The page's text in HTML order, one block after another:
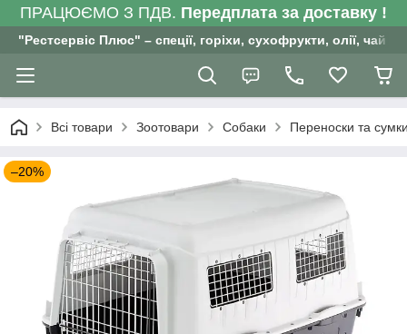
ПРАЦЮЄМО З ПДВ. Передплата за доставку !
"Рестсервіс Плюс" – спеції, горіхи, сухофрукти, олії, чай ,
Всі товари Зоотовари Собаки Переноски та
–20%